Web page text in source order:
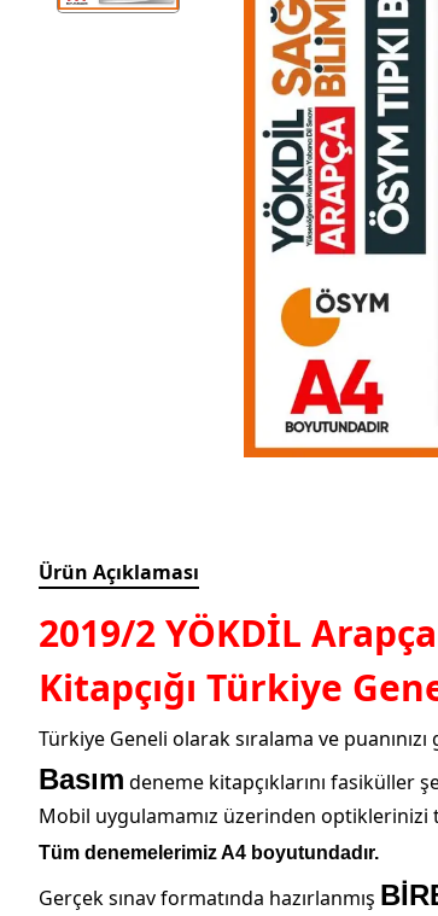
Ürün Açıklaması
2019/2 YÖKDİL
Kitapçığı Türkiye
Türkiye Geneli olarak sıralama ve
Basım deneme kitapçıklarını fasiküller
Mobil uygulamamız üzerinden optiklerinizi
Tüm denemelerimiz A4 boyutundadır.
Gerçek sınav formatında hazırlanmış